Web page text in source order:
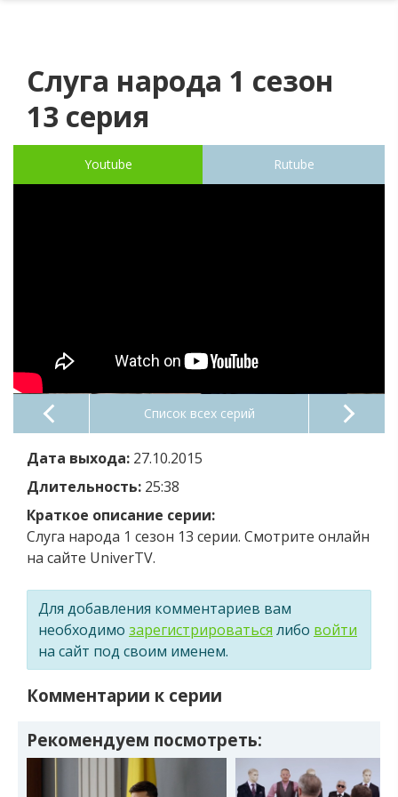
Слуга народа 1 сезон
13 серия
Youtube Rutube
Список всех серий
Дата выхода: 27.10.2015
Длительность: 25:38
Краткое описание серии:
Слуга народа 1 сезон 13 серии. Смотрите онлайн
на сайте UniverTV.
Для добавления комментариев вам
необходимо зарегистрироваться либо войти
на сайт под своим именем.
Комментарии к серии
Рекомендуем посмотреть: